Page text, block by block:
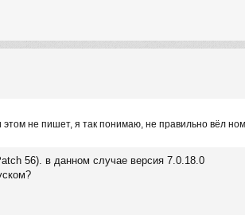
этом не пишет, я так понимаю, не правильно вёл
56). в данном случае версия 7.0.18.0